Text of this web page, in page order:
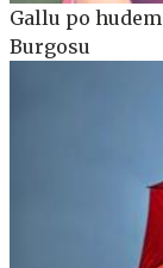
Gallu po
Burgosu